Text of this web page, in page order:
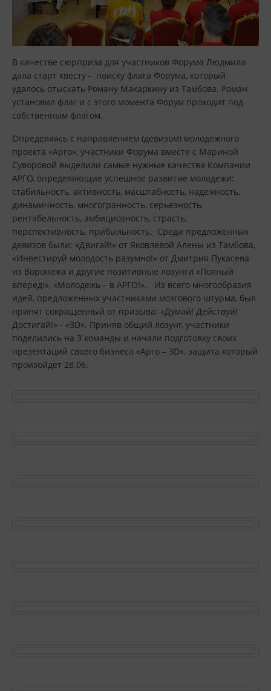
В качестве сюрприза для участников Форума Людмила
дала старт квесту - поиску флага Форума, который
удалось отыскать Роману Макаркину из Тамбова. Роман
установил флаг и с этого момента Форум проходит под
собственным флагом.
Определяясь с направлением (девизом) молодежного
проекта «Арго», участники Форума вместе с Мариной
Суворовой выделили самые нужные качества Компании
АРГО, определяющие успешное развитие молодежи:
стабильность, активность, масштабность, надежность,
динамичность, многогранность, серьезность,
рентабельность, амбициозность, страсть,
перспективность, прибыльность. Среди предложенных
девизов были: «Двигай!» от Яковлевой Алены из Тамбова,
«Инвестируй молодость разумно!» от Дмитрия Пукасева
из Воронежа и другие позитивные лозунги «Полный
вперед!», «Молодежь – в АРГО!». Из всего многообразия
идей, предложенных участниками мозгового штурма, был
принят сокращенный от призыва: «Думай! Действуй!
Достигай!» - «ЗD». Приняв общий лозунг, участники
поделились на 3 команды и начали подготовку своих
презентаций своего бизнеса «Арго – 3D», защита который
произойдет 28.06.